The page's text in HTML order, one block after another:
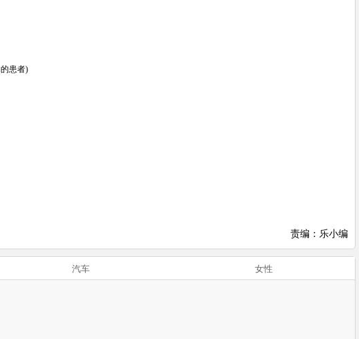
患者)
责编：乐小编
汽车 女性